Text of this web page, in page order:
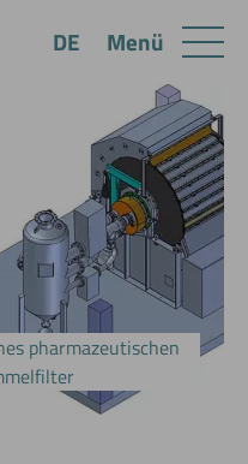
pharmazeutischen
Menü
DE